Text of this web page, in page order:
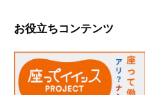
お役立ちコンテンツ